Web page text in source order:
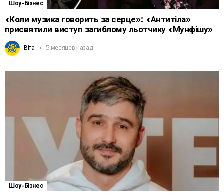
Шоу-Бізнес
«Коли музика говорить за серце»: «Антитіла»
присвятили виступ загиблому льотчику «Мунфішу»
Віта 5 месяцев назад
Шоу-Бізнес